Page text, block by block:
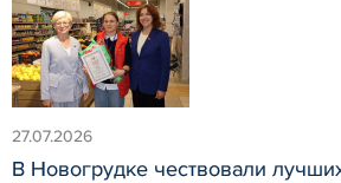
27.07.2026
В Новогрудке чествовали